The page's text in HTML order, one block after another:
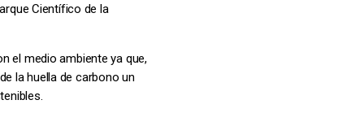
Científico de la
el medio ambiente ya que,
la huella de carbono un